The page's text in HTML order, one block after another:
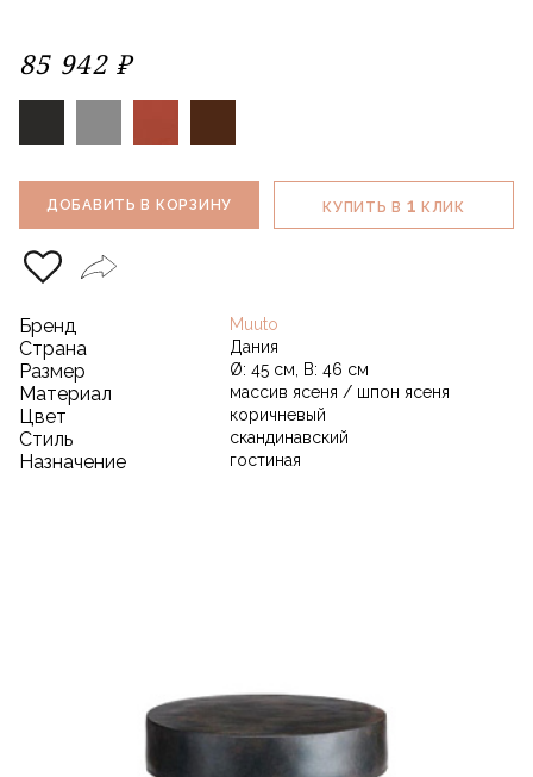
85 942 ₽
ДОБАВИТЬ В КОРЗИНУ КУПИТЬ В 1 КЛИК
Бренд Muuto
Страна Дания
Размер Ø: 45 см, В: 46 см
Материал массив ясеня / шпон ясеня
Цвет коричневый
Стиль скандинавский
Назначение гостиная